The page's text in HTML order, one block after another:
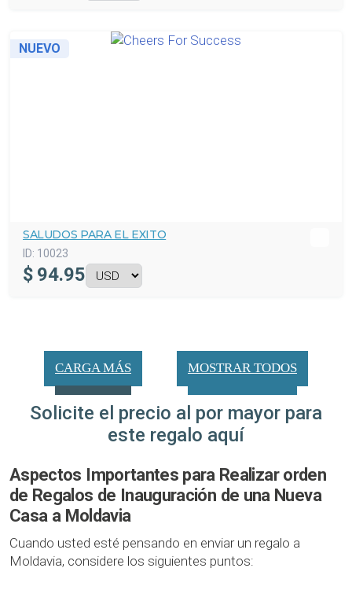
NUEVO
SALUDOS PARA EL EXITO
ID: 10023
$ 94.95
CARGA MÁS MOSTRAR TODOS
Solicite el precio al por mayor para
este regalo aquí
Aspectos Importantes para Realizar orden
de Regalos de Inauguración de una Nueva
Casa a Moldavia
Cuando usted esté pensando en enviar un regalo a
Moldavia, considere los siguientes puntos: